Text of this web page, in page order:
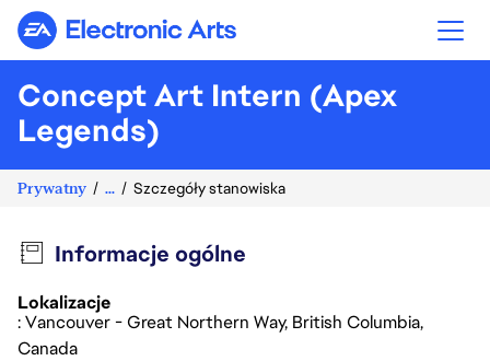
Electronic Arts
Concept Art Intern (Apex
Legends)
Prywatny ... Szczegóły stanowiska
Informacje ogólne
Lokalizacje
: Vancouver - Great Northern Way, British Columbia,
Canada